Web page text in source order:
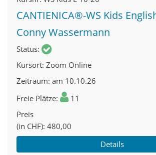
CANTIENICA®-WS Kids
Conny Wassermann
Status
Kursort Zoom Online
Zeitraum am 10.10.26
Freie Plätze
11
Preis
(in CHF) 480,00
Details